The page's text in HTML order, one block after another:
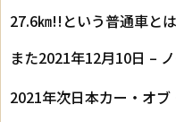
27.6㎞!!という普通車と
また2021年12月10日 –
2021年次日本カー・オ